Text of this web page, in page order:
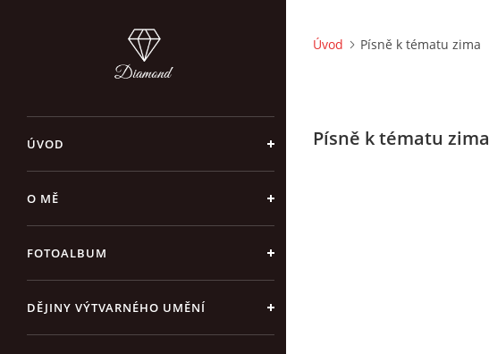
ÚVOD
O MĚ
FOTOALBUM
DĚJINY VÝTVARNÉHO UMĚNÍ
Úvod Písně k tématu zima
Písně k tématu zima